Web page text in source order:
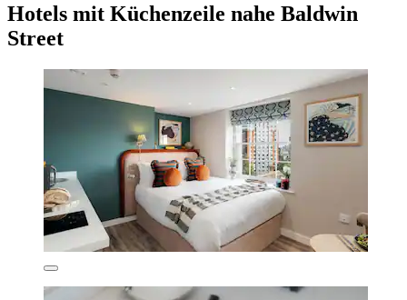
Hotels mit Küchenzeile nahe Baldwin
Street